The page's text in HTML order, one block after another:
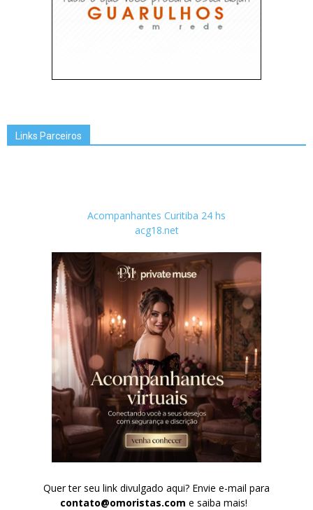
Links Parceiros
Acompanhantes Curitiba 24 hs
acg18.net
Quer ter seu link divulgado aqui? Envie e-mail para
contato@omoristas.com e saiba mais!